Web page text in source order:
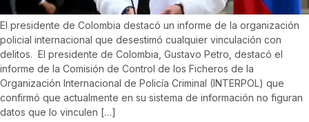
El presidente de Colombia destacó un informe de la organización
policial internacional que desestimó cualquier vinculación con
delitos. El presidente de Colombia, Gustavo Petro, destacó el
informe de la Comisión de Control de los Ficheros de la
Organización Internacional de Policía Criminal (INTERPOL) que
confirmó que actualmente en su sistema de información no figuran
datos que lo vinculen […]